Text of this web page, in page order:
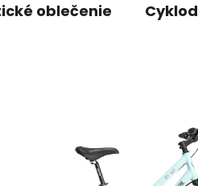
oblečenie